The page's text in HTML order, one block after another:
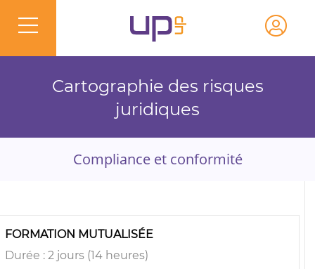
Cartographie des risques
juridiques
Compliance et conformité
FORMATION MUTUALISÉE
Durée : 2 jours (14 heures)